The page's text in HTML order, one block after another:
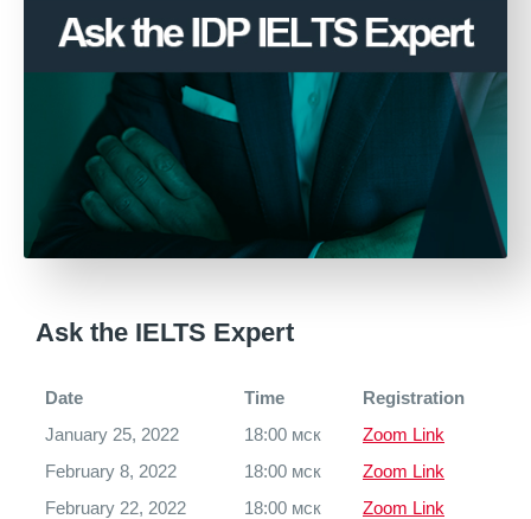
Ask the IELTS Expert
Date Time
Registration
January 25, 2022
18:00 мск
Zoom Link
February 8, 2022
18:00 мск
Zoom Link
February 22, 2022
18:00 мск
Zoom Link